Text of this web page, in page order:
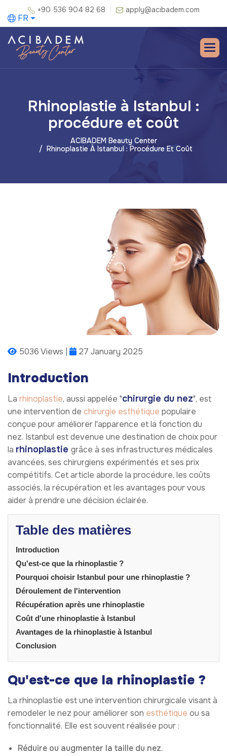
+90 536 904 82 68 apply@acibadem.com
FR
Rhinoplastie à Istanbul :
procédure et coût
ACIBADEM Beauty Center
Rhinoplastie À Istanbul : Procédure Et Coût
5036 Views | 27 January 2025
Introduction
La rhinoplastie, aussi appelée "chirurgie du nez", est
une intervention de chirurgie esthétique populaire
conçue pour améliorer l'apparence et la fonction du
nez. Istanbul est devenue une destination de choix pour
la rhinoplastie grâce à ses infrastructures médicales
avancées, ses chirurgiens expérimentés et ses prix
compétitifs. Cet article aborde la procédure, les coûts
associés, la récupération et les avantages pour vous
aider à prendre une décision éclairée.
Table des matières
Introduction
Qu'est-ce que la rhinoplastie ?
Pourquoi choisir Istanbul pour une rhinoplastie ?
Déroulement de l'intervention
Récupération après une rhinoplastie
Coût d'une rhinoplastie à Istanbul
Avantages de la rhinoplastie à Istanbul
Conclusion
Qu'est-ce que la rhinoplastie ?
La rhinoplastie est une intervention chirurgicale visant à
remodeler le nez pour améliorer son esthétique ou sa
fonctionnalité. Elle est souvent réalisée pour :
Réduire ou augmenter la taille du nez.